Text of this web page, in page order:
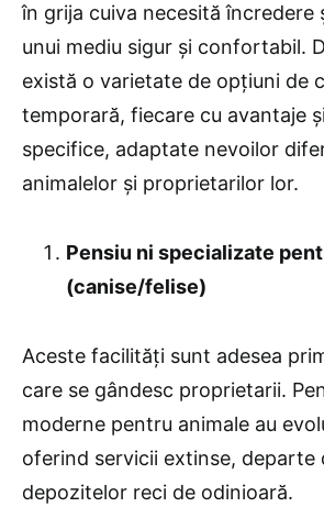
în grija cuiva necesită încredere
unui mediu sigur și confortabil.
există o varietate de opțiuni de
temporară, fiecare cu avantaje
specifice, adaptate nevoilor
animalelor și proprietarilor lor.
Pensiu ni specializate
(canise/felise)
Aceste facilități sunt adesea
care se gândesc proprietarii.
moderne pentru animale au
oferind servicii extinse, departe
depozitelor reci de odinioară.